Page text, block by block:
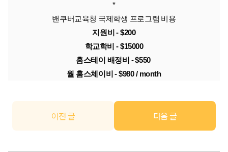
*
밴쿠버교육청 국제학생 프로그램 비용
지원비 - $200
학교학비 - $15000
홈스테이 배정비 - $550
월 홈스체이비 - $980 / month
이전 글 다음 글